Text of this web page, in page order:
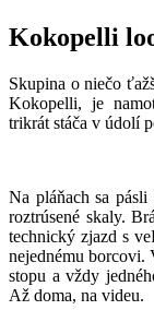
Kokopelli
Skupina o niečo
Kokopelli, je
trikrát stáča v údolí
Na pláňach sa
roztrúsené skaly.
technický zjazd s
nejednému borcovi.
stopu a vždy
Až doma, na videu.